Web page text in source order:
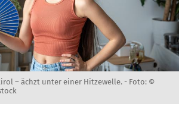
– ächzt unter einer Hitzewelle. - Foto: ©